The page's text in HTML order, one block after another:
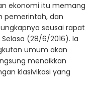
ekonomi itu memang
pemerintah, dan
seusai rapat
(28/6/2016). Ia
umum akan
menaikkan
klasivikasi yang